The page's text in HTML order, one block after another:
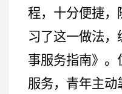
程，十分便捷，
习了这一做法
事服务指南》
服务，青年主